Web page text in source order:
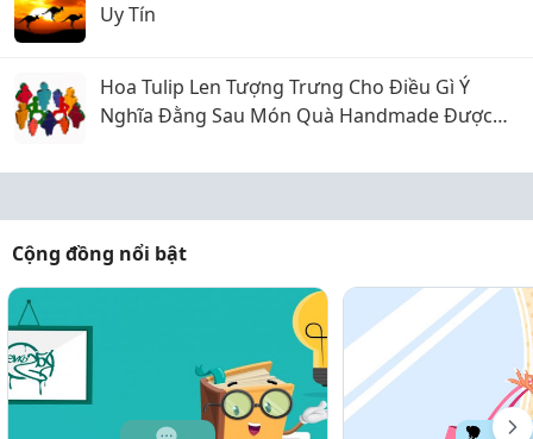
Uy Tín
Hoa Tulip Len Tượng Trưng Cho Điều Gì Ý
Nghĩa Đằng Sau Món Quà Handmade Được
Cộng đồng nổi bật